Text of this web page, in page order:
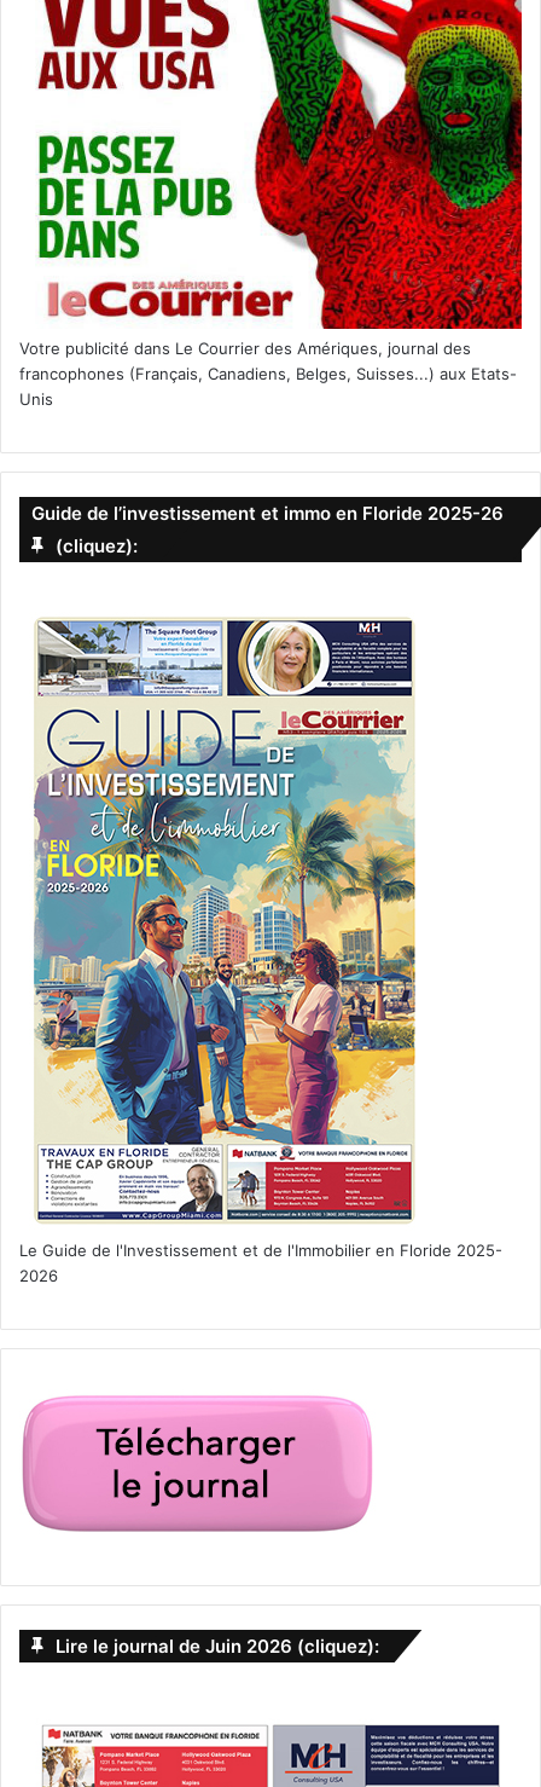
Votre publicité dans Le Courrier des Amériques, journal des
francophones (Français, Canadiens, Belges, Suisses...) aux Etats-
Unis
Guide de l’investissement et immo en Floride 2025-26
(cliquez):
Le Guide de l'Investissement et de l'Immobilier en Floride 2025-
2026
Lire le journal de Juin 2026 (cliquez):